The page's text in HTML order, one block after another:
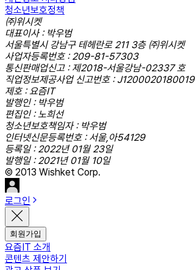
청소년보호정책
㈜위시켓
대표이사 : 박우범
서울특별시 강남구 테헤란로 211 3층 ㈜위시켓
사업자등록번호 : 209-81-57303
통신판매업신고 : 제2018-서울강남-02337 호
직업정보제공사업 신고번호 : J1200020180019
제호 : 요즘IT
발행인 : 박우범
편집인 : 노희선
청소년보호책임자 : 박우범
인터넷신문등록번호 : 서울,아54129
등록일 : 2022년 01월 23일
발행일 : 2021년 01월 10일
© 2013 Wishket Corp.
로그인
회원가입
요즘IT 소개
콘텐츠 제안하기